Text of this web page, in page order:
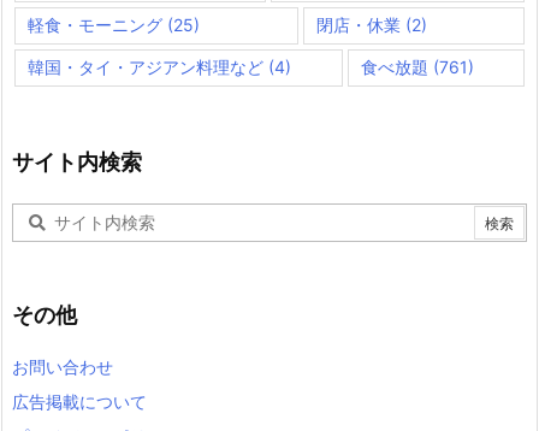
軽食・モーニング (25) 閉店・休業(2)
韓国・タイ・アジアン料理など (4) 食べ放題 (761)
サイト内検索
その他
お問い合わせ
広告掲載について